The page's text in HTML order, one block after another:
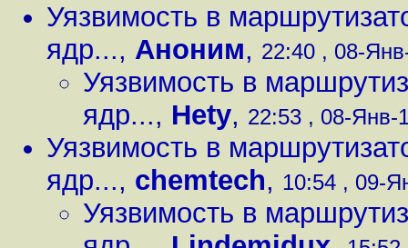
Уязвимость в
ядр..., Аноним, 22:40 , 08-
Уязвимость в
ядр..., Hety, 22:53 , 08-Янв-
Уязвимость в
ядр..., chemtech, 10:54 , 09-
Уязвимость в